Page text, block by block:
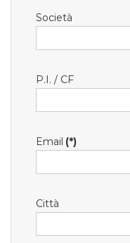
Società
P.I. / CF
Email (*)
Città